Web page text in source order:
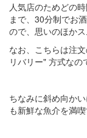
人気店のためどの
まで、30分制でお
ので、思いのほかス
なお、こちらは注
リバリー" 方式なの
ちなみに斜め向か
も新鮮な魚介を満喫